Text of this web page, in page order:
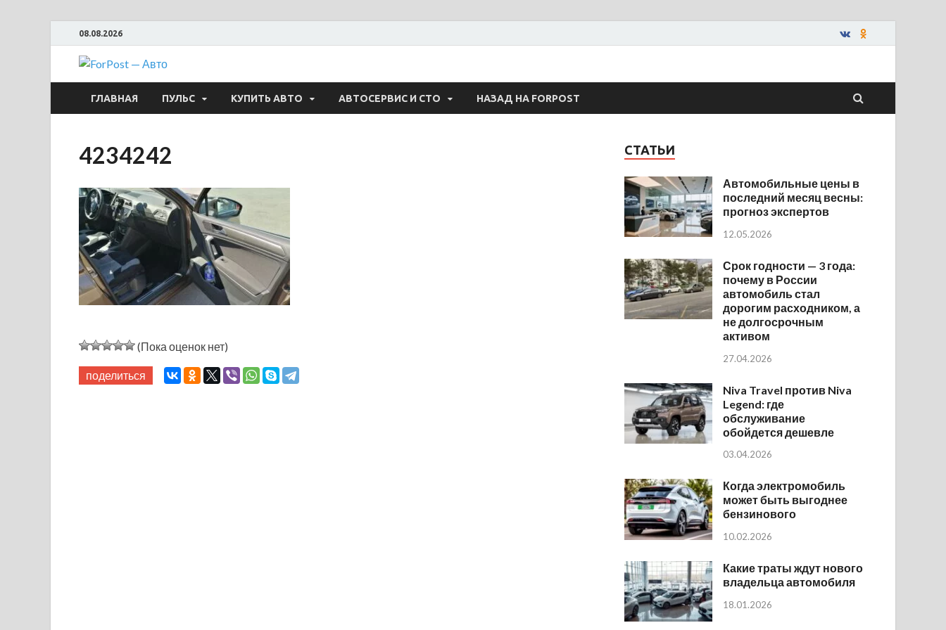
08.08.2026
ForPost — Авто
ГЛАВНАЯ ПУЛЬС КУПИТЬ АВТО АВТОСЕРВИС И СТО НАЗАД НА FORPOST
4234242
(Пока оценок нет)
поделиться
СТАТЬИ
Автомобильные цены в
последний месяц весны:
прогноз экспертов
12.05.2026
Срок годности — 3 года:
почему в России
автомобиль стал
дорогим расходником, а
не долгосрочным
активом
27.04.2026
Niva Travel против Niva
Legend: где
обслуживание
обойдется дешевле
03.04.2026
Когда электромобиль
может быть выгоднее
бензинового
10.02.2026
Какие траты ждут нового
владельца автомобиля
18.01.2026